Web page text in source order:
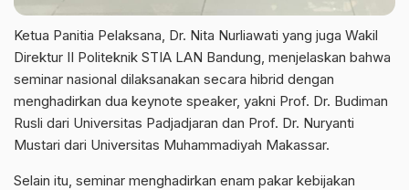
Ketua Panitia Pelaksana, Dr. Nita Nurliawati yang juga Wakil
Direktur II Politeknik STIA LAN Bandung, menjelaskan bahwa
seminar nasional dilaksanakan secara hibrid dengan
menghadirkan dua keynote speaker, yakni Prof. Dr. Budiman
Rusli dari Universitas Padjadjaran dan Prof. Dr. Nuryanti
Mustari dari Universitas Muhammadiyah Makassar.
Selain itu, seminar menghadirkan enam pakar kebijakan